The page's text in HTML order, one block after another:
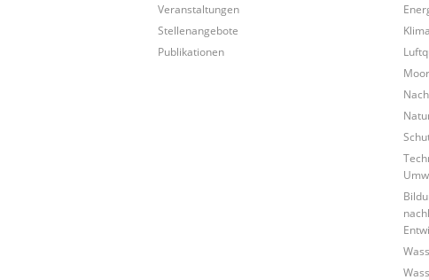
Veranstaltungen
Stellenangebote
Publikationen
Klima